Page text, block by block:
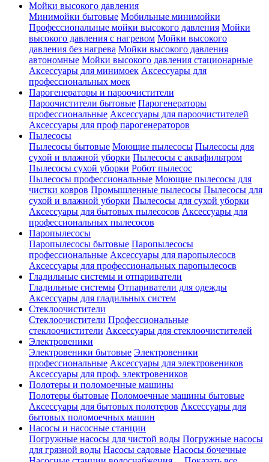
Мойки высокого давления
Минимойки бытовые Мобильные минимойки
Профессиональные мойки высокого давления Мойки
высокого давления с нагревом Мойки высокого
давления без нагрева Мойки высокого давления
автономные Мойки высокого давления стационарные
Аксессуары для минимоек Аксессуары для
профессиональных моек
Парогенераторы и пароочистители
Пароочистители бытовые Парогенераторы
профессиональные Аксессуары для пароочистителей
Аксессуары для проф парогенераторов
Пылесосы
Пылесосы бытовые Моющие пылесосы Пылесосы для
сухой и влажной уборки Пылесосы с аквафильтром
Пылесосы сухой уборки Робот пылесос
Пылесосы профессиональные Моющие пылесосы для
чистки ковров Промышленные пылесосы Пылесосы для
сухой и влажной уборки Пылесосы для сухой уборки
Аксессуары для бытовых пылесосов Аксессуары для
профессиональных пылесосов
Паропылесосы
Паропылесосы бытовые Паропылесосы
профессиональные Аксессуары для паропылесосв
Аксессуары для профессиональных паропылесосв
Гладильные системы и отпариватели
Гладильные системы Отпариватели для одежды
Аксессуары для гладильных систем
Стеклоочистители
Стеклоочистители Профессиональные
стеклоочистители Аксессуары для стеклоочистителей
Электровеники
Электровеники бытовые Электровеники
профессиональные Аксессуары для электровеников
Аксессуары для проф. электровеников
Полотеры и поломоечные машины
Полотеры бытовые Поломоечные машины бытовые
Аксессуары для бытовых полотеров Аксессуары для
бытовых поломоечных машин
Насосы и насосные станции
Погружные насосы для чистой воды Погружные насосы
для грязной воды Насосы садовые Насосы бочечные